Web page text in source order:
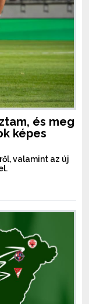
és meg
képes
valamint az új